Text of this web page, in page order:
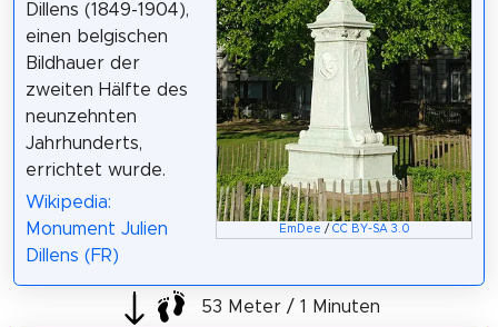
EmDee / CC BY-SA 3.0
Dillens (1849-1904),
einen belgischen
Bildhauer der
zweiten Hälfte des
neunzehnten
Jahrhunderts,
errichtet wurde.
Wikipedia:
Monument Julien
Dillens (FR)
53 Meter / 1 Minuten